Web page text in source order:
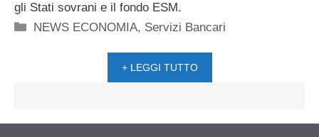
gli Stati sovrani e il fondo ESM.
Categorie
NEWS ECONOMIA, Servizi Bancari
+ LEGGI TUTTO